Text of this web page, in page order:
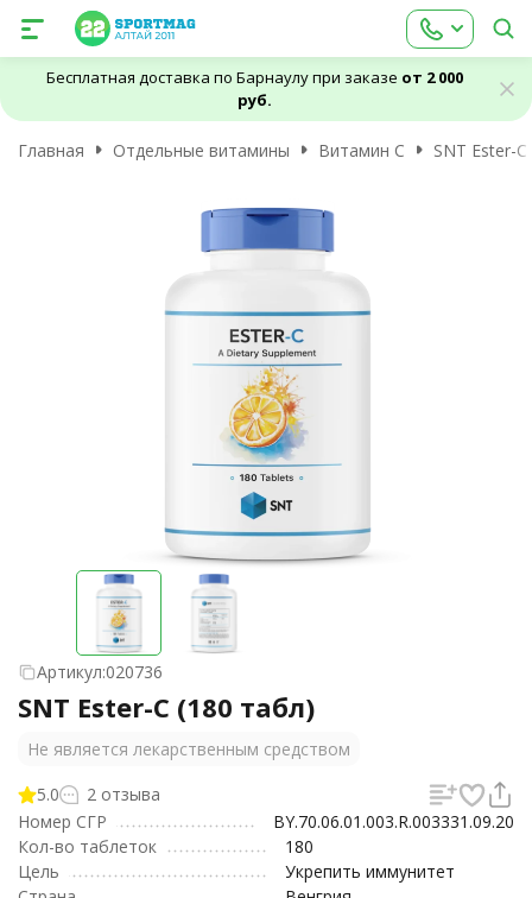
Бесплатная доставка по Барнаулу при заказе от 2 000
руб.
Главная Отдельные витамины Витамин C SNT Ester-
Артикул:020736
SNT Ester-C (180 табл)
Не является лекарственным средством
5.0
2 отзыва
Номер СГР
BY.70.06.01.003.R.003331.09.20
Кол-во таблеток
180
Цель
Укрепить иммунитет